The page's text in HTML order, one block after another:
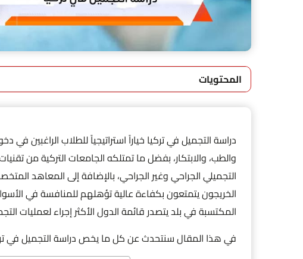
المحتويات
دراسة التجميل في تركيا خياراً استراتيجياً للطلاب الراغبين
والطب، والابتكار، بفضل ما تمتلكه الجامعات التركية من
التجميلي الجراحي وغير الجراحي، بالإضافة إلى المعاهد
الخريجون يتمتعون بكفاءة عالية تؤهلهم للمنافسة في
المكتسبة في بلد يتصدر قائمة الدول الأكثر إجراء لعمليات
في هذا المقال سنتحدث عن كل ما يخص دراسة التجميل في